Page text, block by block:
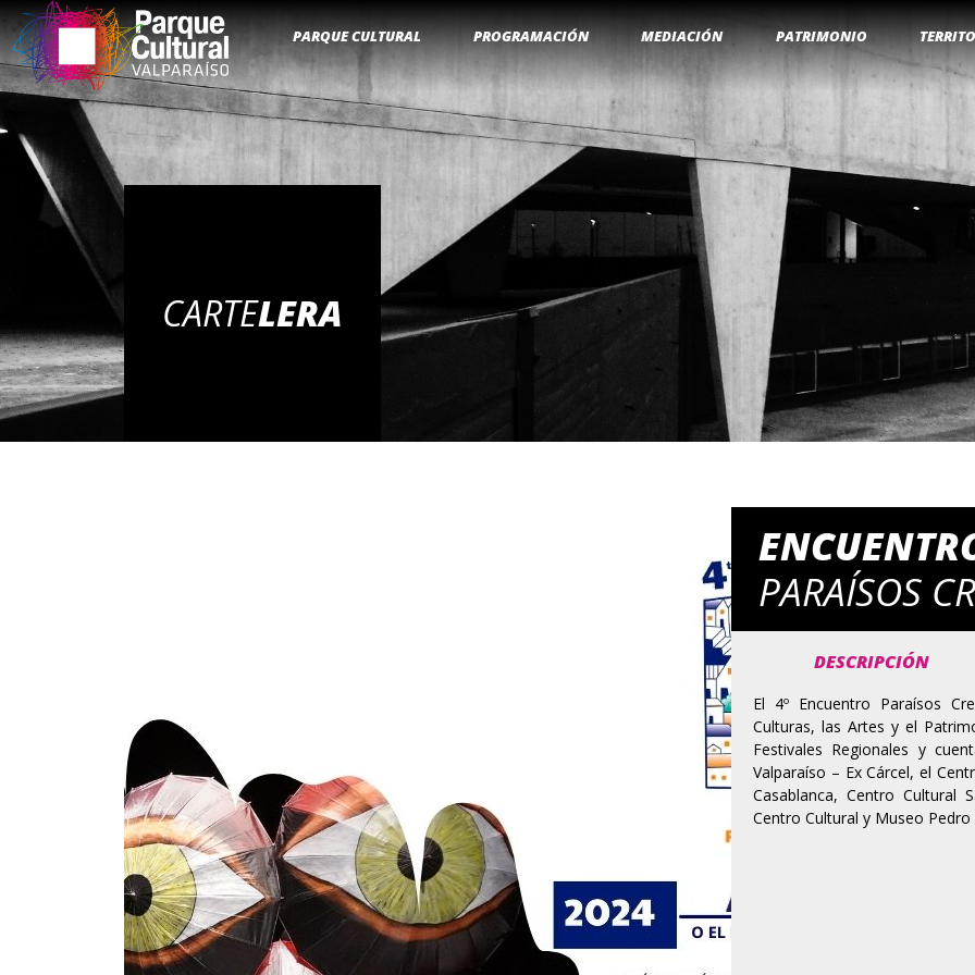
PARQUE CULTURAL PROGRAMACIÓN MEDIACIÓN PATRIMONIO
CARTELERA
PARAÍSOS
DESCRIPCIÓN
El 4º Encuentro Paraísos
Culturas, las Artes y el
Festivales Regionales y
Valparaíso – Ex Cárcel, el
Casablanca, Centro Cultural
Centro Cultural y Museo Pedro